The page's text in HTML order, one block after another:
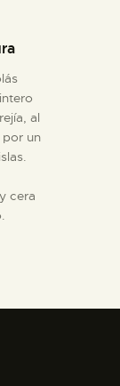
al
un
cera